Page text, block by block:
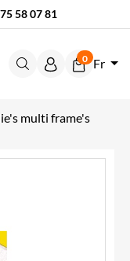
58 07 81
0 Fr
multi frame's